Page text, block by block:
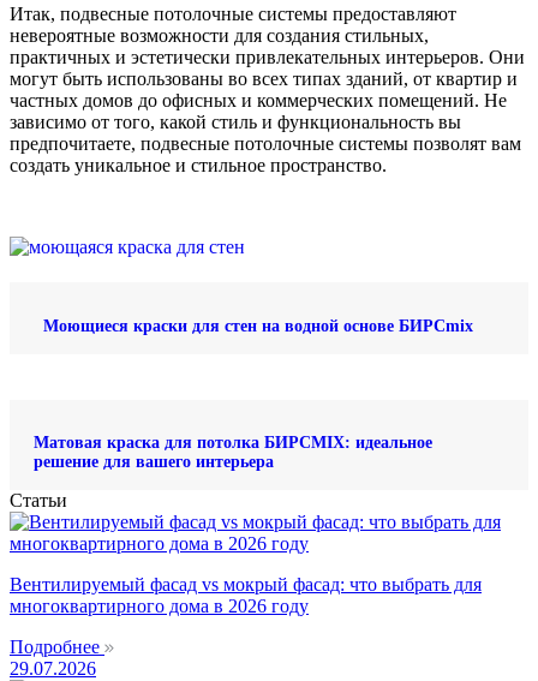
Итак, подвесные потолочные системы предоставляют
невероятные возможности для создания стильных,
практичных и эстетически привлекательных интерьеров. Они
могут быть использованы во всех типах зданий, от квартир и
частных домов до офисных и коммерческих помещений. Не
зависимо от того, какой стиль и функциональность вы
предпочитаете, подвесные потолочные системы позволят вам
создать уникальное и стильное пространство.
Моющиеся краски для стен на водной основе БИРСmix
Матовая краска для потолка БИРСMIX: идеальное
решение для вашего интерьера
Статьи
Вентилируемый фасад vs мокрый фасад: что выбрать для
многоквартирного дома в 2026 году
Подробнее
29.07.2026